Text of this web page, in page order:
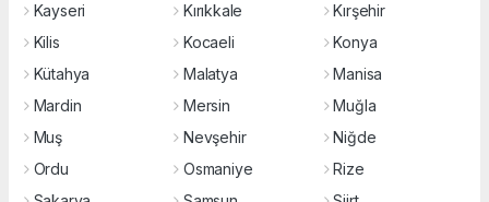
Kayseri
Kırıkkale
Kırşehir
Kilis
Kocaeli
Konya
Kütahya
Malatya
Manisa
Mardin
Mersin
Muğla
Muş
Nevşehir
Niğde
Ordu
Osmaniye
Rize